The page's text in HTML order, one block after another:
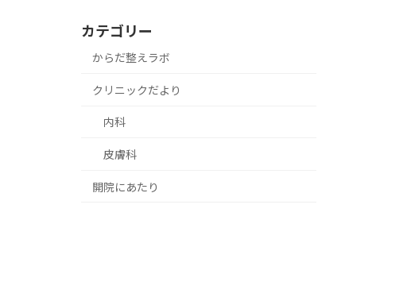
カテゴリー
からだ整えラボ
クリニックだより
内科
皮膚科
開院にあたり